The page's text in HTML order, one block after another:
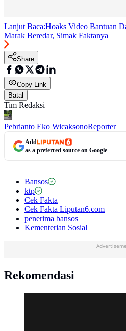
Lanjut Baca:Hoaks Video Bantuan
Marak Beredar, Simak Faktanya
Share
Copy Link
Batal
Tim Redaksi
Pebrianto Eko WicaksonoReporter
Add
as a preferred source on Google
Bansos
ktp
Cek Fakta
Cek Fakta Liputan6.com
penerima bansos
Kementerian Sosial
Rekomendasi